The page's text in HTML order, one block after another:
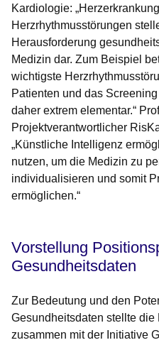
Kardiologie:
Herzrhythmusstörungen
Herausforderung
Medizin dar. Zum Beispiel
wichtigste
Patienten und das
daher extrem elementar.“
Projektverantwortlicher
„Künstliche Intelligenz
nutzen, um die Medizin zu
individualisieren und somit
ermöglichen.“
Vorstellung
Gesundheitsdaten
Zur Bedeutung und den
Gesundheitsdaten stellte
zusammen mit der Initiative